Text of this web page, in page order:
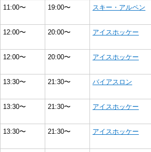
11:00〜
19:00〜 スキー・アルペン
12:00〜 20:00〜 アイスホッケー
12:00〜 20:00〜 アイスホッケー
13:30〜 21:30〜 バイアスロン
13:30〜 21:30〜 アイスホッケー
13:30〜 21:30〜 アイスホッケー